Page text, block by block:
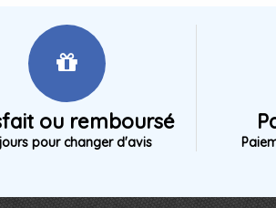
ou remboursé
pour changer d'avis